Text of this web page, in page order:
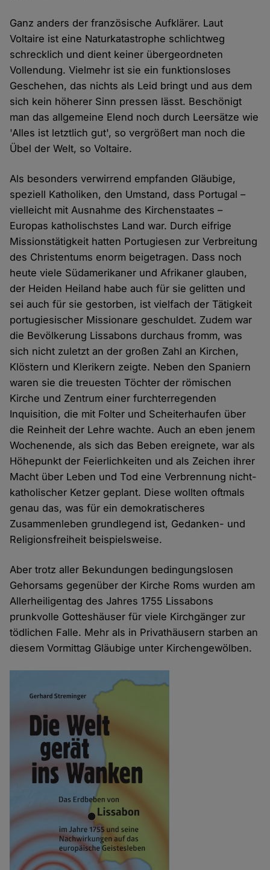
Ganz anders der französische Aufklärer. Laut
Voltaire ist eine Naturkatastrophe schlichtweg
schrecklich und dient keiner übergeordneten
Vollendung. Vielmehr ist sie ein funktionsloses
Geschehen, das nichts als Leid bringt und aus dem
sich kein höherer Sinn pressen lässt. Beschönigt
man das allgemeine Elend noch durch Leersätze wie
'Alles ist letztlich gut', so vergrößert man noch die
Übel der Welt, so Voltaire.
Als besonders verwirrend empfanden Gläubige,
speziell Katholiken, den Umstand, dass Portugal –
vielleicht mit Ausnahme des Kirchenstaates –
Europas katholischstes Land war. Durch eifrige
Missionstätigkeit hatten Portugiesen zur Verbreitung
des Christentums enorm beigetragen. Dass noch
heute viele Südamerikaner und Afrikaner glauben,
der Heiden Heiland habe auch für sie gelitten und
sei auch für sie gestorben, ist vielfach der Tätigkeit
portugiesischer Missionare geschuldet. Zudem war
die Bevölkerung Lissabons durchaus fromm, was
sich nicht zuletzt an der großen Zahl an Kirchen,
Klöstern und Klerikern zeigte. Neben den Spaniern
waren sie die treuesten Töchter der römischen
Kirche und Zentrum einer furchterregenden
Inquisition, die mit Folter und Scheiterhaufen über
die Reinheit der Lehre wachte. Auch an eben jenem
Wochenende, als sich das Beben ereignete, war als
Höhepunkt der Feierlichkeiten und als Zeichen ihrer
Macht über Leben und Tod eine Verbrennung nicht-
katholischer Ketzer geplant. Diese wollten oftmals
genau das, was für ein demokratischeres
Zusammenleben grundlegend ist, Gedanken- und
Religionsfreiheit beispielsweise.
Aber trotz aller Bekundungen bedingungslosen
Gehorsams gegenüber der Kirche Roms wurden am
Allerheiligentag des Jahres 1755 Lissabons
prunkvolle Gotteshäuser für viele Kirchgänger zur
tödlichen Falle. Mehr als in Privathäusern starben an
diesem Vormittag Gläubige unter Kirchengewölben.